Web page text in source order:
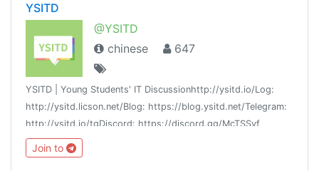
YSITD
@YSITD
chinese
647
YSITD | Young Students' IT Discussionhttp://ysitd.io/Log:
http://ysitd.licson.net/Blog: https://blog.ysitd.net/Telegram:
http://ysitd.io/tgDiscord: https://discord.gg/McTSSvf
Join to